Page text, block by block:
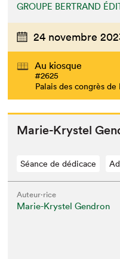
GROUPE BERTRAND
24 novembre
Au kiosque
#2625
Palais des congrès
Marie-Krys­tel
Séance de dédicace
Auteur·rice
Marie-Krystel Gendron